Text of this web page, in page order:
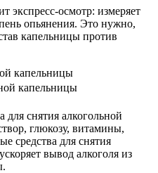
экспресс-осмотр: измеряет
опьянения. Это нужно,
капельницы против
капельницы
снятия алкогольной
глюкозу, витамины,
средства для снятия
вывод алкоголя из